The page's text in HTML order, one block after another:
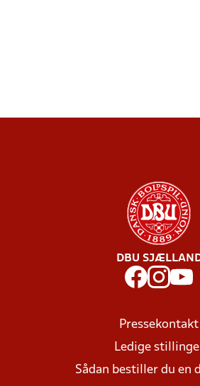
DBU
Pressekontakt
Ledige
Sådan bestiller du en